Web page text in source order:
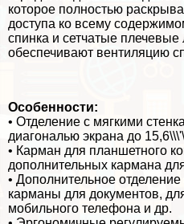
которое полностью
доступа ко всему
спинка и сетчатые плечевые
обеспечивают вентиляцию
Особенности:
• Отделение с мягкими
диагональю экрана до
• Карман для планшетного
дополнительных кармана
• Дополнительное
карманы для документов,
мобильного телефона и др.